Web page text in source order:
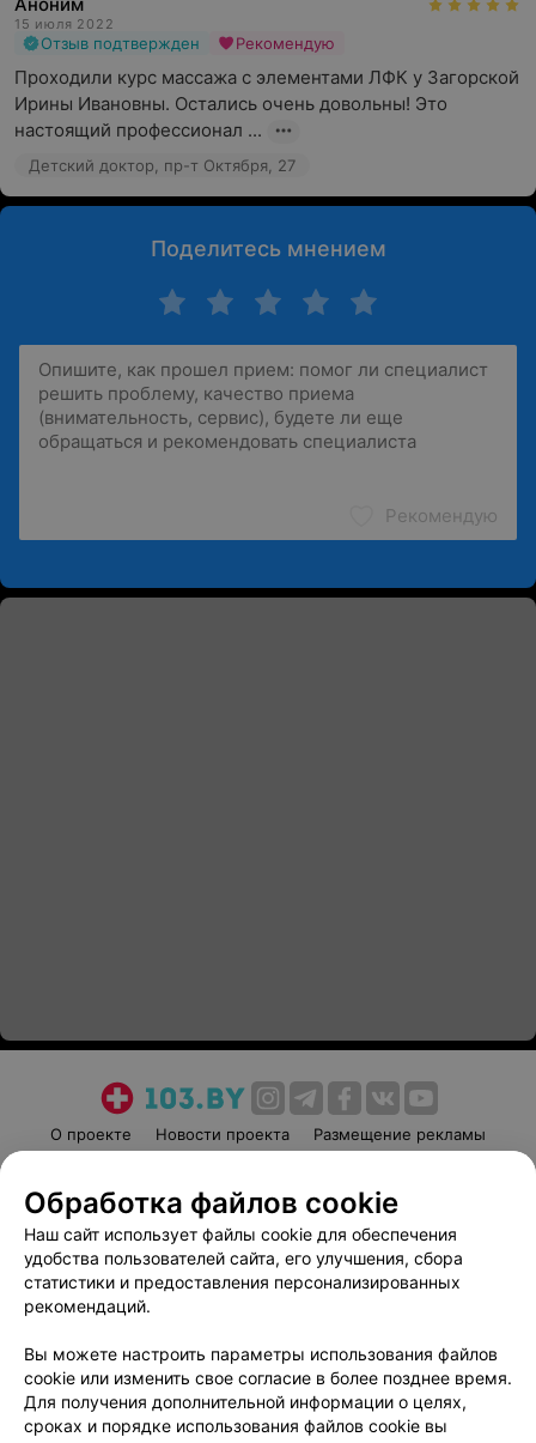
15 июля 2022
Отзыв подтвержден Рекомендую
Проходили курс массажа с элементами ЛФК у Загорской
Ирины Ивановны. Остались очень довольны! Это
настоящий профессионал ...
Детский доктор, пр-т Октября, 27
Поделитесь мнением
Рекомендую
О проекте Новости проекта
Размещение рекламы
Пользовательское соглашение
Способы оплаты
Вакансии
Партнеры
Написать руководителю 103.by
Обработка персональных данных
Обработка файлов cookie
Наш сайт использует файлы cookie для обеспечения
удобства пользователей сайта, его улучшения, сбора
статистики и предоставления персонализированных
рекомендаций.
Вы можете настроить параметры использования файлов
cookie или изменить свое согласие в более позднее время.
Для получения дополнительной информации о целях,
сроках и порядке использования файлов cookie вы